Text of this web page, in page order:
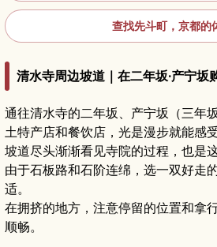
查找先斗町，京都的
清水寺周边坡道｜在二年坂·产宁坂
通往清水寺的二年坂、产宁坂（三年
土特产店和餐饮店，光是漫步就能感
坡道尽头渐渐看见寺院的过程，也是
由于石板路和石阶连绵，选一双好走
适。
在拥挤的地方，注意停留的位置和拿
顺畅。
京都清水寺旅游全攻略｜清水舞台与